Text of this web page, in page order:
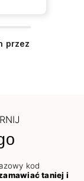
przez
kod
taniej i